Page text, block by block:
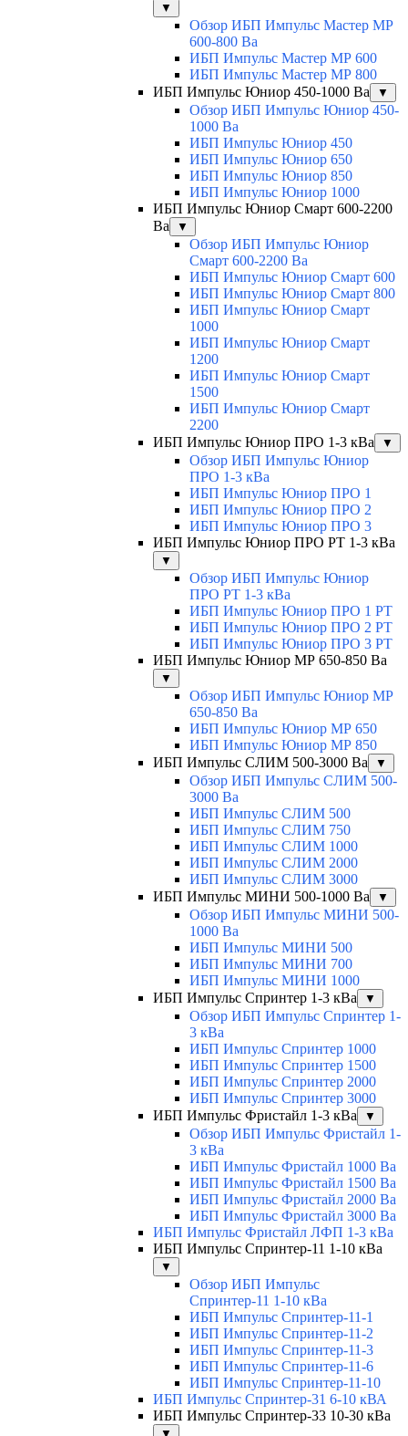
▼
Обзор ИБП Импульс Мастер МР
600-800 Ва
ИБП Импульс Мастер МР 600
ИБП Импульс Мастер МР 800
ИБП Импульс Юниор 450-1000 Ва
▼
Обзор ИБП Импульс Юниор 450-
1000 Ва
ИБП Импульс Юниор 450
ИБП Импульс Юниор 650
ИБП Импульс Юниор 850
ИБП Импульс Юниор 1000
ИБП Импульс Юниор Смарт 600-2200
Ва
▼
Обзор ИБП Импульс Юниор
Смарт 600-2200 Ва
ИБП Импульс Юниор Смарт 600
ИБП Импульс Юниор Смарт 800
ИБП Импульс Юниор Смарт
1000
ИБП Импульс Юниор Смарт
1200
ИБП Импульс Юниор Смарт
1500
ИБП Импульс Юниор Смарт
2200
ИБП Импульс Юниор ПРО 1-3 кВа
▼
Обзор ИБП Импульс Юниор
ПРО 1-3 кВа
ИБП Импульс Юниор ПРО 1
ИБП Импульс Юниор ПРО 2
ИБП Импульс Юниор ПРО 3
ИБП Импульс Юниор ПРО РТ 1-3 кВа
▼
Обзор ИБП Импульс Юниор
ПРО РТ 1-3 кВа
ИБП Импульс Юниор ПРО 1 РТ
ИБП Импульс Юниор ПРО 2 РТ
ИБП Импульс Юниор ПРО 3 РТ
ИБП Импульс Юниор МР 650-850 Ва
▼
Обзор ИБП Импульс Юниор МР
650-850 Ва
ИБП Импульс Юниор МР 650
ИБП Импульс Юниор МР 850
ИБП Импульс СЛИМ 500-3000 Ва
▼
Обзор ИБП Импульс СЛИМ 500-
3000 Ва
ИБП Импульс СЛИМ 500
ИБП Импульс СЛИМ 750
ИБП Импульс СЛИМ 1000
ИБП Импульс СЛИМ 2000
ИБП Импульс СЛИМ 3000
ИБП Импульс МИНИ 500-1000 Ва
▼
Обзор ИБП Импульс МИНИ 500-
1000 Ва
ИБП Импульс МИНИ 500
ИБП Импульс МИНИ 700
ИБП Импульс МИНИ 1000
ИБП Импульс Спринтер 1-3 кВа
▼
Обзор ИБП Импульс Спринтер 1-
3 кВа
ИБП Импульс Спринтер 1000
ИБП Импульс Спринтер 1500
ИБП Импульс Спринтер 2000
ИБП Импульс Спринтер 3000
ИБП Импульс Фристайл 1-3 кВа
▼
Обзор ИБП Импульс Фристайл 1-
3 кВа
ИБП Импульс Фристайл 1000 Ва
ИБП Импульс Фристайл 1500 Ва
ИБП Импульс Фристайл 2000 Ва
ИБП Импульс Фристайл 3000 Ва
ИБП Импульс Фристайл ЛФП 1-3 кВа
ИБП Импульс Спринтер-11 1-10 кВа
▼
Обзор ИБП Импульс
Спринтер-11 1-10 кВа
ИБП Импульс Спринтер-11-1
ИБП Импульс Спринтер-11-2
ИБП Импульс Спринтер-11-3
ИБП Импульс Спринтер-11-6
ИБП Импульс Спринтер-11-10
ИБП Импульс Спринтер-31 6-10 кВА
ИБП Импульс Спринтер-33 10-30 кВа